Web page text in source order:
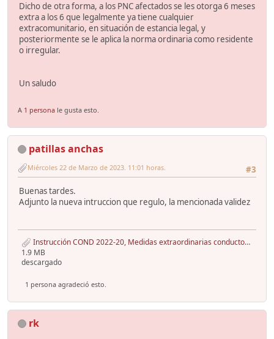
Dicho de otra forma, a los PNC afectados se les otorga 6 meses
extra a los 6 que legalmente ya tiene cualquier
extracomunitario, en situación de estancia legal, y
posteriormente se le aplica la norma ordinaria como residente
o irregular.
Un saludo
A 1 persona le gusta esto.
patillas anchas
#3
Miércoles 22 de Marzo de 2023. 11:01 horas.
Buenas tardes.
Adjunto la nueva intruccion que regulo, la mencionada validez
Instrucción COND 2022-20, Medidas extraordinarias conductores Ucrania julio 2022, 2ªInst. - copia.pdf
1.9 MB
descargado
1 persona agradeció esto.
rk